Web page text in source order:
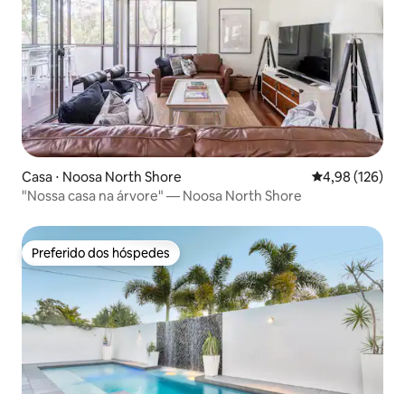
número total de hóspedes
Casa ⋅ Noosa North Shore 4,98 de uma
4,98 (126)
"Nossa casa na árvore" — Noosa North Shore
Preferido dos hóspedes
Preferido dos hóspedes